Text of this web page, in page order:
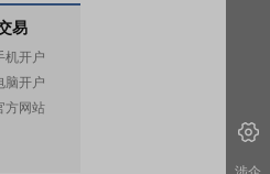
易
机开户
脑开户
方网站